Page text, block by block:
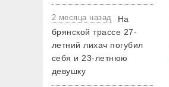
2 месяца назад
На
брянской трассе 27-
летний лихач погубил
себя и 23-летнюю
девушку